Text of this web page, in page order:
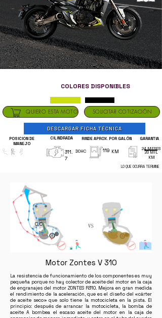
COLORES DISPONIBLES
QUIERO ESTA MOTO SOLICITAR COTIZACIÓN
DESCARGAR FICHA TÉCNICA
CILINDRADA
POSICION DE
MANEJO
RINDE APROX. POR GALÓN
311.
7
DOHC 119 KM
GARANTIA
24 MESES
20 MIL
KM
LO QUE OCURRA TERMINE
C.C
Motor Zontes V 310
La resistencia de funcionamiento de los componentes es muy
pequeña porque no hay colector de aceite del motor en la caja
de engranajes del motor ZONTES R310. Mejora en gran medida
el rendimiento de la aceleración, que es el diseño del «cárter
de aceite seco» que solo tiene la motocicleta en la pista. El
principio: después de arrancar la motocicleta, la bomba de
aceite A bombea el escaso aceite del motor en la caja de